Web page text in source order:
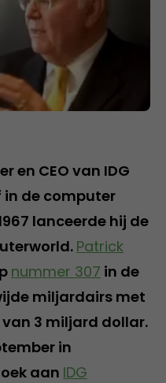
en CEO van IDG
de computer
lanceerde hij de
Patrick
nummer 307 in de
miljardairs met
3 miljard dollar.
in
aan IDG